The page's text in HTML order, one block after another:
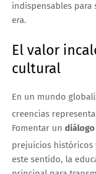
indispensables para
era.
El valor
cultural
En un mundo
creencias
Fomentar un
prejuicios históricos
este sentido, la